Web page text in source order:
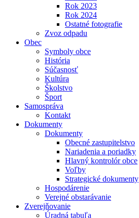
Rok 2023
Rok 2024
Ostatné fotografie
Zvoz odpadu
Obec
Symboly obce
História
Súčasnosť
Kultúra
Školstvo
Šport
Samospráva
Kontakt
Dokumenty
Dokumenty
Obecné zastupitelstvo
Nariadenia a poriadky
Hlavný kontrolór obce
Voľby
Strategické dokumenty
Hospodárenie
Verejné obstarávanie
Zverejňovanie
Úradná tabuľa